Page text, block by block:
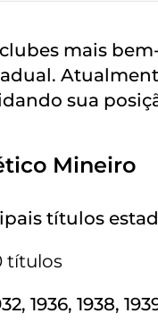
mais
sua
Mineiro
títulos
títulos
1936, 1938,